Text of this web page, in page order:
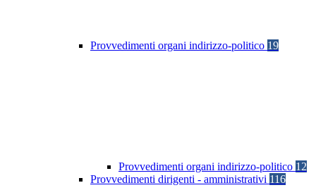
Provvedimenti organi indirizzo-politico 19
Provvedimenti organi indirizzo-politico 12
Provvedimenti dirigenti - amministrativi 116